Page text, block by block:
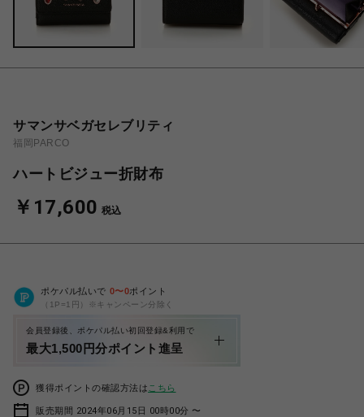
サマンサベガセレブリティ
福岡PARCO
ハートビジュー折財布
￥17,600 税込
ポケパル払いで 0〜0ポイント
（1P=1円）※キャンペーン分除く
会員登録後、ポケパル払い初回登録&利用で
最大1,500円分ポイント進呈
獲得ポイントの確認方法は こちら
販売期間 2024年06月15日 00時00分 〜